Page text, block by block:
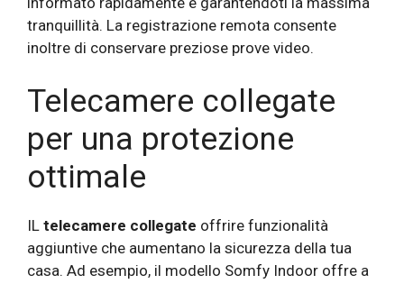
tranquillità. La registrazione remota consente
inoltre di conservare preziose prove video.
Telecamere collegate
per una protezione
ottimale
IL telecamere collegate offrire funzionalità
aggiuntive che aumentano la sicurezza della tua
casa. Ad esempio, il modello Somfy Indoor offre a